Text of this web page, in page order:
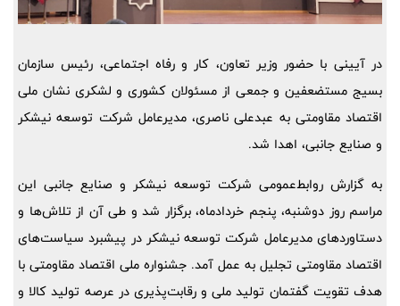
در آیینی با حضور وزیر تعاون، کار و رفاه اجتماعی، رئیس سازمان
بسیج مستضعفین و جمعی از مسئولان کشوری و لشکری نشان ملی
اقتصاد مقاومتی به عبدعلی ناصری، مدیرعامل شرکت توسعه نیشکر
و صنایع جانبی، اهدا شد.
به گزارش روابط‌عمومی شرکت توسعه نیشکر و صنایع جانبی این
مراسم روز دوشنبه، پنجم خردادماه، برگزار شد و طی آن از تلاش‌ها و
دستاوردهای مدیرعامل شرکت توسعه نیشکر در پیشبرد سیاست‌های
اقتصاد مقاومتی تجلیل به عمل آمد. جشنواره ملی اقتصاد مقاومتی با
هدف تقویت گفتمان تولید ملی و رقابت‌پذیری در عرصه تولید کالا و